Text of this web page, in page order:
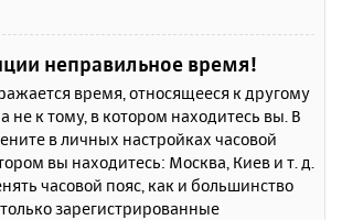
неправильное время!
время, относящееся к другому
не к тому, в котором находитесь вы. В
в личных настройках часовой
вы находитесь: Москва, Киев и т. д.
часовой пояс, как и большинство
зарегистрированные